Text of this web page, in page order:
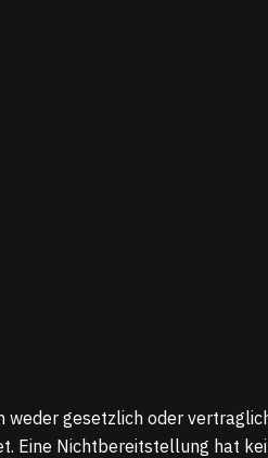
weder gesetzlich oder
Eine Nichtbereitstellung hat